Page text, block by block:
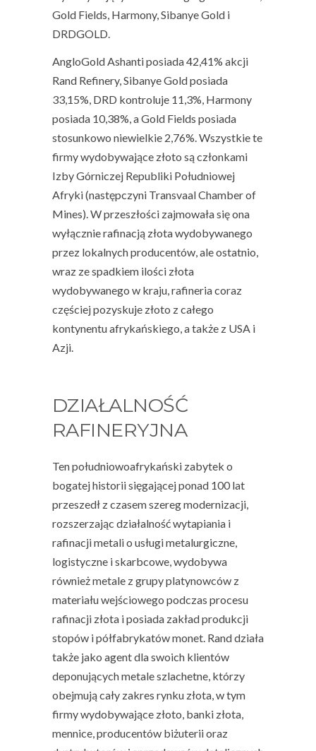
Gold Fields, Harmony, Sibanye Gold i
DRDGOLD.
AngloGold Ashanti posiada 42,41% akcji
Rand Refinery, Sibanye Gold posiada
33,15%, DRD kontroluje 11,3%, Harmony
posiada 10,38%, a Gold Fields posiada
stosunkowo niewielkie 2,76%.Wszystkie te
firmy wydobywające złoto są członkami
Izby Górniczej Republiki Południowej
Afryki (następczyni Transvaal Chamber of
Mines). W przeszłości zajmowała się ona
wyłącznie rafinacją złota wydobywanego
przez lokalnych producentów, ale ostatnio,
wraz ze spadkiem ilości złota
wydobywanego w kraju, rafineria coraz
częściej pozyskuje złoto z całego
kontynentu afrykańskiego, a także z USA i
Azji.
DZIAŁALNOŚĆ
RAFINERYJNA
Ten południowoafrykański zabytek o
bogatej historii sięgającej ponad 100 lat
przeszedł z czasem szereg modernizacji,
rozszerzając działalność wytapiania i
rafinacji metali o usługi metalurgiczne,
logistyczne i skarbcowe, wydobywa
również metale z grupy platynowców z
materiału wejściowego podczas procesu
rafinacji złota i posiada zakład produkcji
stopów i półfabrykatów monet. Rand działa
także jako agent dla swoich klientów
deponujących metale szlachetne, którzy
obejmują cały zakres rynku złota, w tym
firmy wydobywające złoto, banki złota,
mennice, producentów biżuterii oraz